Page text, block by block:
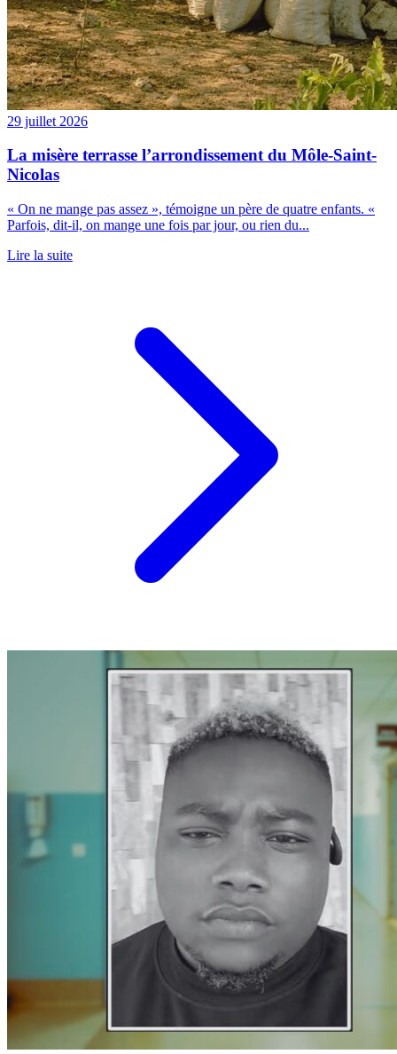
29 juillet 2026
La misère terrasse l’arrondissement du Môle-Saint-
Nicolas
« On ne mange pas assez », témoigne un père de quatre enfants. «
Parfois, dit-il, on mange une fois par jour, ou rien du...
Lire la suite